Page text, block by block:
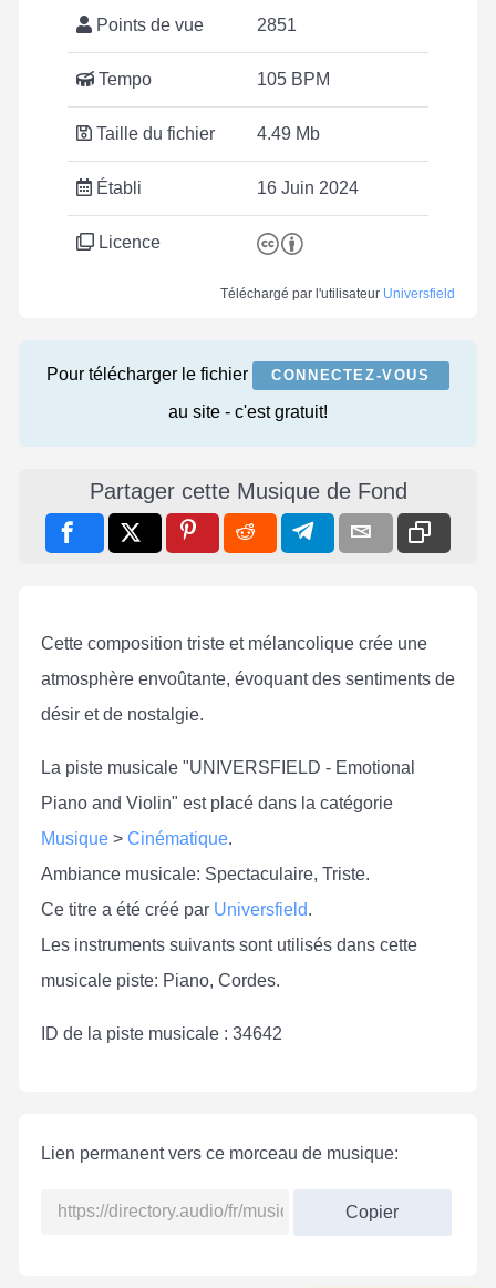
Points de vue 2851
Tempo 105 BPM
Taille du fichier 4.49 Mb
Établi 16 Juin 2024
Licence
Téléchargé par l'utilisateur Universfield
Pour télécharger le fichier CONNECTEZ-VOUS
au site - c'est gratuit!
Partager cette Musique de Fond
Cette composition triste et mélancolique crée une
atmosphère envoûtante, évoquant des sentiments de
désir et de nostalgie.
La piste musicale "UNIVERSFIELD - Emotional
Piano and Violin" est placé dans la catégorie
Musique > Cinématique.
Ambiance musicale: Spectaculaire, Triste.
Ce titre a été créé par Universfield.
Les instruments suivants sont utilisés dans cette
musicale piste: Piano, Cordes.
ID de la piste musicale : 34642
Lien permanent vers ce morceau de musique:
Copier